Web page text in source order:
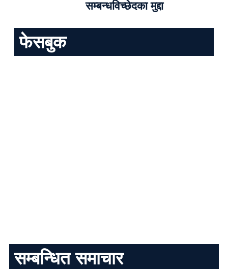
सम्बन्धविच्छेदका मुद्दा
फेसबुक
सम्बन्धित समाचार